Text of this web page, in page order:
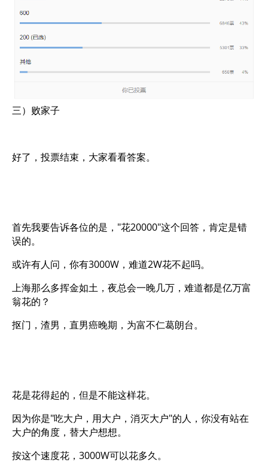
三）败家子
好了，投票结束，大家看看答案。
首先我要告诉各位的是，"花20000"这个回答，肯定是错
误的。
或许有人问，你有3000W，难道2W花不起吗。
上海那么多挥金如土，夜总会一晚几万，难道都是亿万富
翁花的？
抠门，渣男，直男癌晚期，为富不仁葛朗台。
花是花得起的，但是不能这样花。
因为你是"吃大户，用大户，消灭大户"的人，你没有站在
大户的角度，替大户想想。
按这个速度花，3000W可以花多久。